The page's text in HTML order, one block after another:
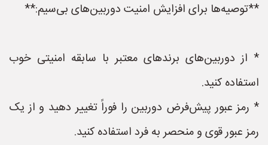
**توصیه‌ها برای افزایش امنیت دوربین‌های بی‌سیم:**
* از دوربین‌های برندهای معتبر با سابقه امنیتی خوب
استفاده کنید.
* رمز عبور پیش‌فرض دوربین را فوراً تغییر دهید و از یک
رمز عبور قوی و منحصر به فرد استفاده کنید.